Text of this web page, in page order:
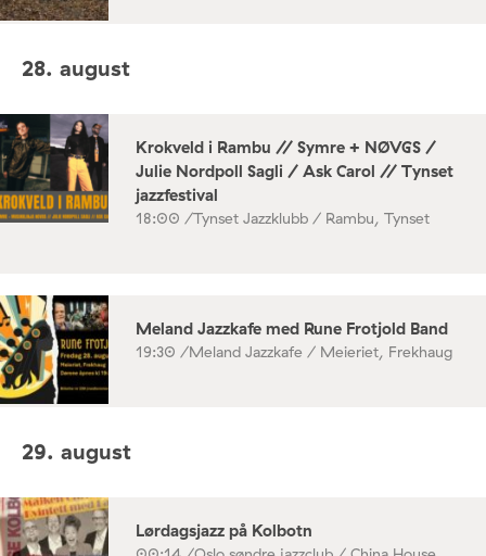
28. august
Krokveld i Rambu // Symre + NØVGS /
Julie Nordpoll Sagli / Ask Carol // Tynset
jazzfestival
18:00 /Tynset Jazzklubb / Rambu, Tynset
Meland Jazzkafe med Rune Frotjold Band
19:30 /Meland Jazzkafe / Meieriet, Frekhaug
29. august
Lørdagsjazz på Kolbotn